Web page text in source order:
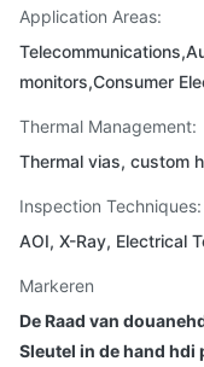
Application Areas:
monitors,Consumer
Thermal Management:
Thermal vias, custom
Inspection Techniques:
AOI, X-Ray, Electrical
Markeren
De Raad van
Sleutel in de hand hdi